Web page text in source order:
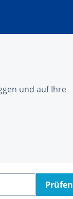
und auf Ihre
Prüfen